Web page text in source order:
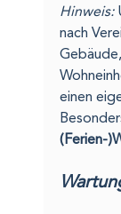
Hinweis:
nach
einen
(Ferien-